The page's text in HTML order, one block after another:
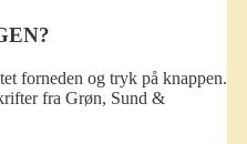
forneden og tryk på knappen.
fra Grøn, Sund &